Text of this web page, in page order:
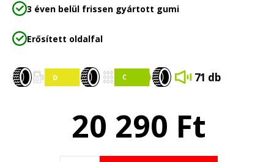
3 éven belül frissen gyártott gumi
Erősített oldalfal
71 db
20 290 Ft